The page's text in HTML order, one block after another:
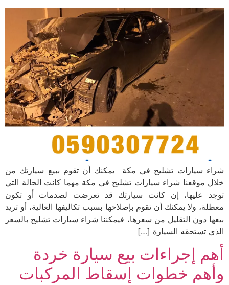
شراء سيارات تشليح في مكة يمكنك أن تقوم ببيع سيارتك من
خلال موقعنا شراء سيارات تشليح في مكة مهما كانت الحالة التي
توجد عليها، إن كانت سيارتك قد تعرضت لصدمات أو تكون
معطلة، ولا يمكنك أن تقوم بإصلاحها بسبب تكاليفها العالية، أو تريد
بيعها دون التقليل من سعرها، فيمكننا شراء سيارات تشليح بالسعر
الذي تستحقه السيارة […]
أهم إجراءات بيع سيارة خردة
وأهم خطوات إسقاط المركبات